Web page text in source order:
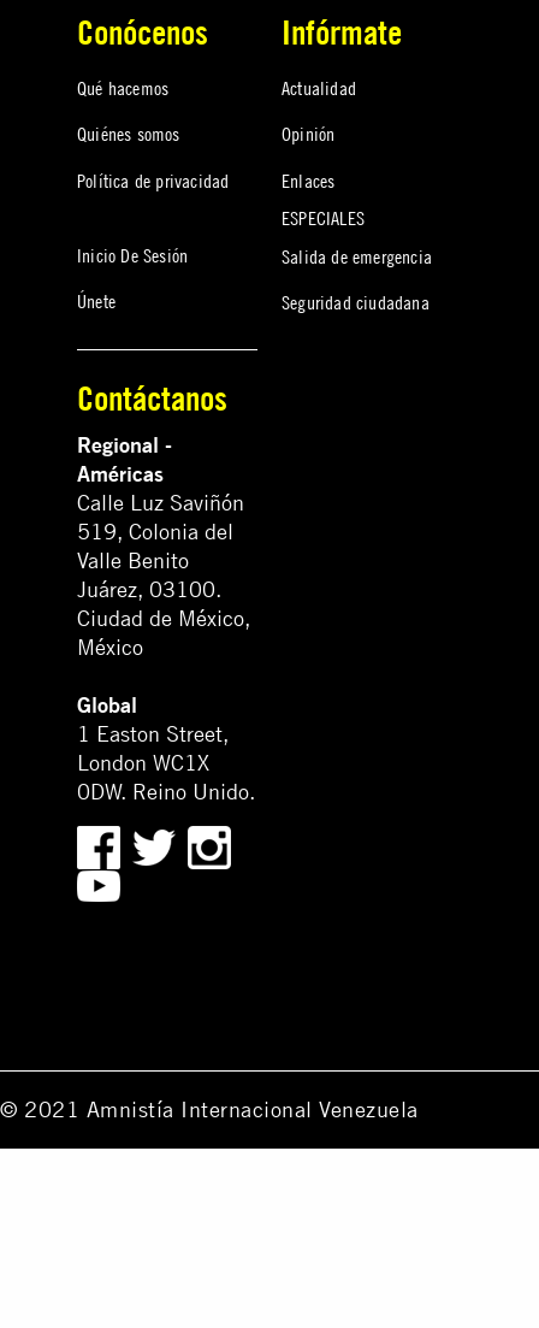
Conócenos
Qué hacemos
Quiénes somos
Política de privacidad
Inicio De Sesión
Únete
Infórmate
Actualidad
Opinión
Enlaces
ESPECIALES
Salida de emergencia
Seguridad ciudadana
Contáctanos
Regional -
Américas
Calle Luz Saviñón
519, Colonia del
Valle Benito
Juárez, 03100.
Ciudad de México,
México
Global
1 Easton Street,
London WC1X
0DW. Reino Unido.
© 2021 Amnistía Internacional Venezuela